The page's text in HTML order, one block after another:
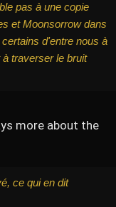
pas à une copie
et Moonsorrow dans
d'entre nous à
traverser le bruit
more about the
ce qui en dit